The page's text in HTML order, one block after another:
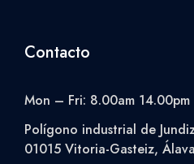
Contacto
Mon – Fri: 8.00am 14.00pm
Polígono industrial de
01015 Vitoria-Gasteiz, Álava